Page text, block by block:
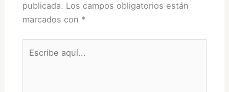
publicada. Los campos obligatorios están
marcados con *